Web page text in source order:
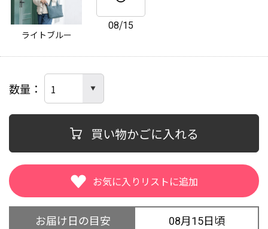
ライトブルー
08/15
数量
買い物かごに入れる
お届け日の目安 08月15日頃